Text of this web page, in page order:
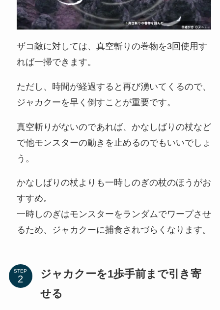
ザコ敵に対しては、真空斬りの巻物を3回使用す
れば一掃できます。
ただし、時間が経過すると再び湧いてくるので、
ジャカクーを早く倒すことが重要です。
真空斬りがないのであれば、かなしばりの杖など
で他モンスターの動きを止めるのでもいいでしょ
う。
かなしばりの杖よりも一時しのぎの杖のほうがお
すすめ。
一時しのぎはモンスターをランダムでワープさせ
るため、ジャカクーに捕食されづらくなります。
STEP
ジャカクーを1歩手前まで引き寄
せる